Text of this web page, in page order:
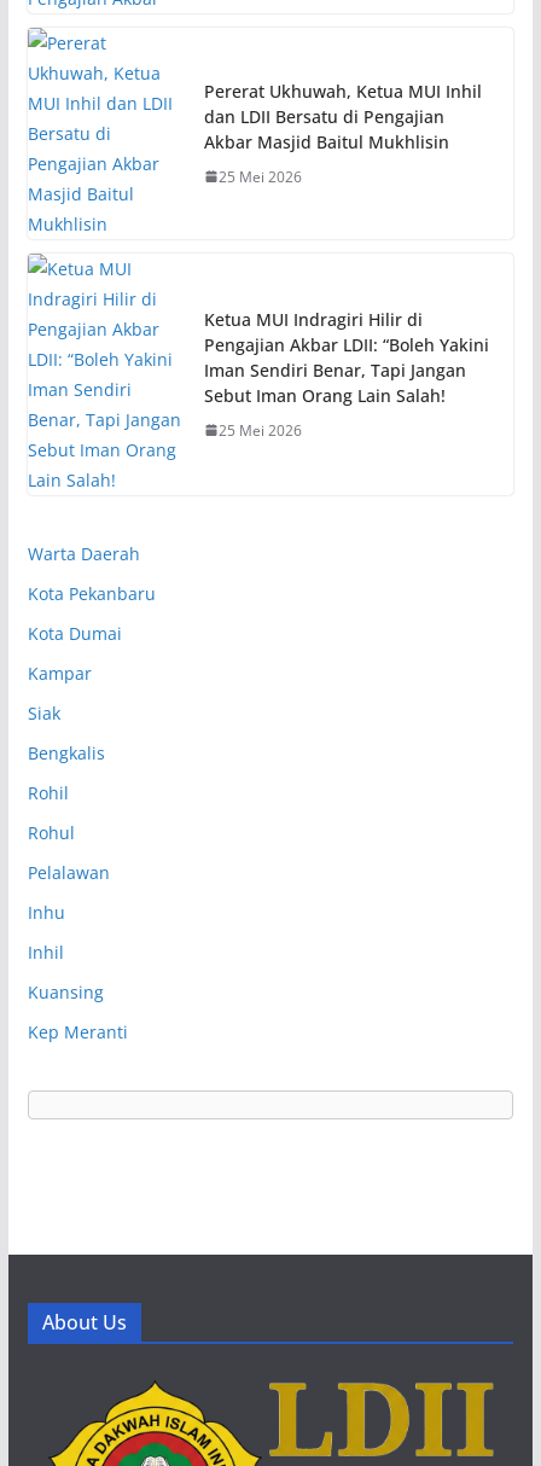
Pererat Ukhuwah, Ketua MUI Inhil
dan LDII Bersatu di Pengajian
Akbar Masjid Baitul Mukhlisin
25 Mei 2026
Ketua MUI Indragiri Hilir di
Pengajian Akbar LDII: “Boleh Yakini
Iman Sendiri Benar, Tapi Jangan
Sebut Iman Orang Lain Salah!
25 Mei 2026
Warta Daerah
Kota Pekanbaru
Kota Dumai
Kampar
Siak
Bengkalis
Rohil
Rohul
Pelalawan
Inhu
Inhil
Kuansing
Kep Meranti
About Us